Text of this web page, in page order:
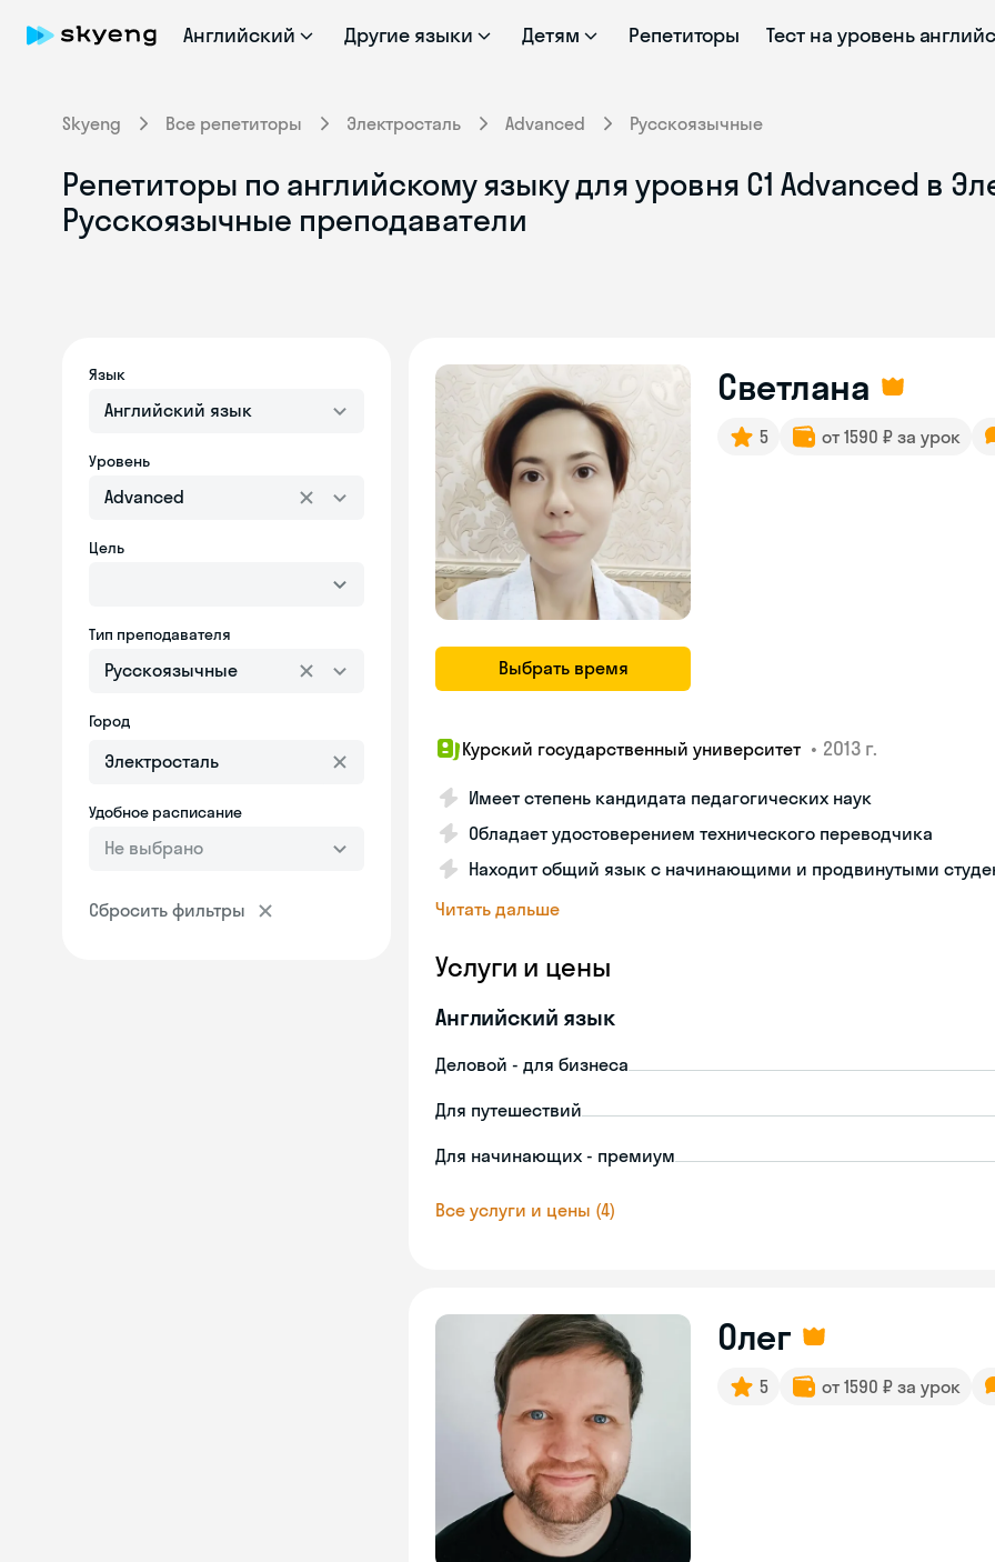
Английский Другие языки Детям Репетиторы Тест на уровень
Skyeng Все репетиторы Электросталь Advanced Русскоязычные
Репетиторы по английскому языку для уровня C1 Advanced в
Русскоязычные преподаватели
Язык
Английский язык
Уровень
Advanced
Цель
Тип преподавателя
Русскоязычные
Город
Удобное расписание
Не выбрано
Сбросить фильтры
Выбрать время
Светлана
5 от 1590 ₽ за урок
Курский государственный университет • 2013 г.
Имеет степень кандидата педагогических наук
Обладает удостоверением технического переводчика
Находит общий язык с начинающими и продвинутыми
Читать дальше
Услуги и цены
Английский язык
Деловой - для бизнеса
Для путешествий
Для начинающих - премиум
Все услуги и цены (4)
Олег
5 от 1590 ₽ за урок